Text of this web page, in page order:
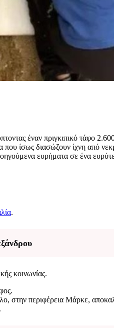
έναν πριγκιπικό τάφο
ίσως διασώζουν ίχνη από
ευρήματα σε ένα
.
κοινωνίας.
στην περιφέρεια Μάρκε,